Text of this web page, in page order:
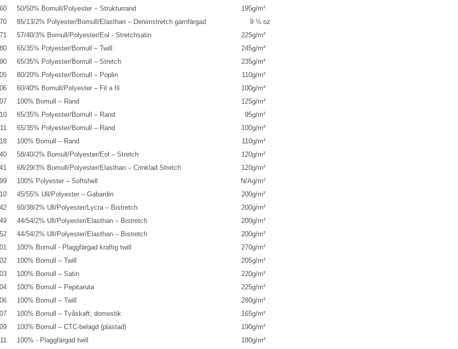
50/50% Bomull/Polyester – Strukturrand 195g/m²
85/13/2% Polyester/Bomull/Elasthan – Denimstretch garnfärgad
9 ½ oz
57/40/3% Bomull/Polyester/Eol - Stretchsatin 225g/m²
65/35% Polyester/Bomull – Twill 245g/m²
65/35% Polyester/Bomull – Stretch 235g/m²
80/20% Polyester/Bomull – Poplin 110g/m²
60/40% Bomull/Polyester – Fil a fil 100g/m²
100% Bomull – Rand 125g/m²
65/35% Polyester/Bomull – Rand 95g/m²
65/35% Polyester/Bomull – Rand 100g/m²
100% Bomull – Rand 110g/m²
58/40/2% Bomull/Polyester/Eol – Stretch 120g/m²
68/29/3% Bomull/Polyester/Elasthan – Crinklad Stretch 120g/m²
100% Polyester – Softshell N/Ag/m²
45/55% Ull/Polyester – Gabardin 200g/m²
60/38/2% Ull/Polyester/Lycra – Bistretch 200g/m²
44/54/2% Ull/Polyester/Elasthan – Bistretch 200g/m²
44/54/2% Ull/Polyester/Elasthan – Bistretch 200g/m²
100% Bomull - Plaggfärgad kraftig twill 270g/m²
100% Bomull – Twill 205g/m²
100% Bomull – Satin 220g/m²
100% Bomull – Pepitaruta 225g/m²
100% Bomull – Twill 280g/m²
100% Bomull – Tvåskaft, domestik 165g/m²
100% Bomull – CTC-belagd (plastad) 190g/m²
100% - Plaggfärgad twill 180g/m²